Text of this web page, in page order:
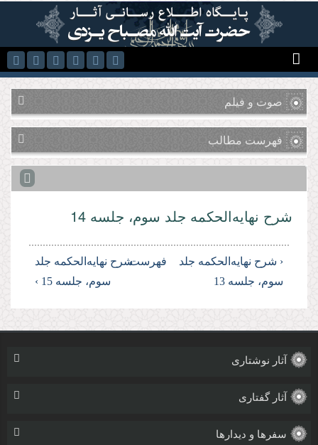
رفتن به محتوای اصلی
صوت و فیلم
فهرست مطالب
شرح نهایه‌الحکمه جلد سوم، جلسه 14
‹ شرح نهایه‌الحکمه جلد
سوم، جلسه 13
فهرستشرح نهایه‌الحکمه جلد
سوم، جلسه 15 ›
آثار نوشتاری
آثار گفتاری
سفرها و دیدارها